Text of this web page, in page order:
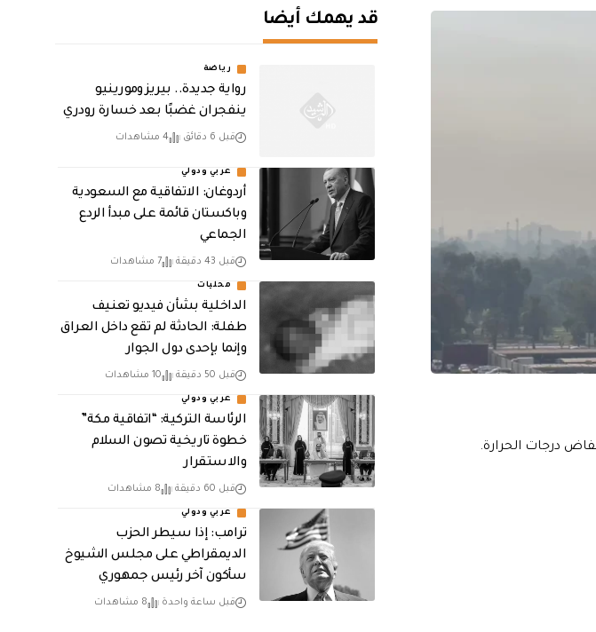
درجات الحرارة.
قد يهمك أيضا
رياضة
رواية جديدة.. بيريز ومورينيو
ينفجران غضبًا بعد خسارة رودري
قبل 6 دقائق 4 مشاهدات
عربي ودولي
أردوغان: الاتفاقية مع السعودية
وباكستان قائمة على مبدأ الردع
الجماعي
قبل 43 دقيقة 7 مشاهدات
محليات
الداخلية بشأن فيديو تعنيف
طفلة: الحادثة لم تقع داخل العراق
وإنما بإحدى دول الجوار
قبل 50 دقيقة 10 مشاهدات
عربي ودولي
الرئاسة التركية: “اتفاقية مكة”
خطوة تاريخية تصون السلام
والاستقرار
قبل 60 دقيقة 8 مشاهدات
عربي ودولي
ترامب: إذا سيطر الحزب
الديمقراطي على مجلس الشيوخ
سأكون آخر رئيس جمهوري
قبل ساعة واحدة 8 مشاهدات